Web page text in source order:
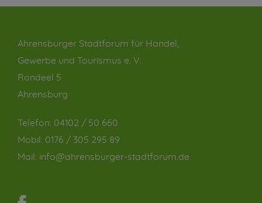
Ahrensburger Stadtforum für Handel,
Gewerbe und Tourismus e. V.
Rondeel 5
Ahrensburg
Telefon: 04102 / 50 660
Mobil: 0176 / 305 295 89
Mail: info@ahrensburger-stadtforum.de